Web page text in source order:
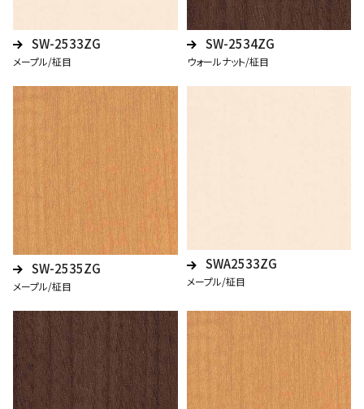
SW-2533ZG
メープル/柾目
SW-2534ZG
ウォールナット/柾目
SW-2535ZG
メープル/柾目
SWA2533ZG
メープル/柾目